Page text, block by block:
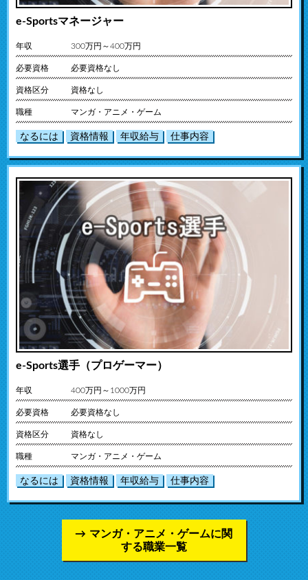
e-Sportsマネージャー
年収 300万円～400万円
必要資格 必要資格なし
資格区分 資格なし
職種 マンガ・アニメ・ゲーム
なるには 資格情報 年収給与 仕事内容
e-Sports選手（プロゲーマー）
年収 400万円～1000万円
必要資格 必要資格なし
資格区分 資格なし
職種 マンガ・アニメ・ゲーム
なるには 資格情報 年収給与 仕事内容
マンガ・アニメ・ゲームに関
する職業一覧